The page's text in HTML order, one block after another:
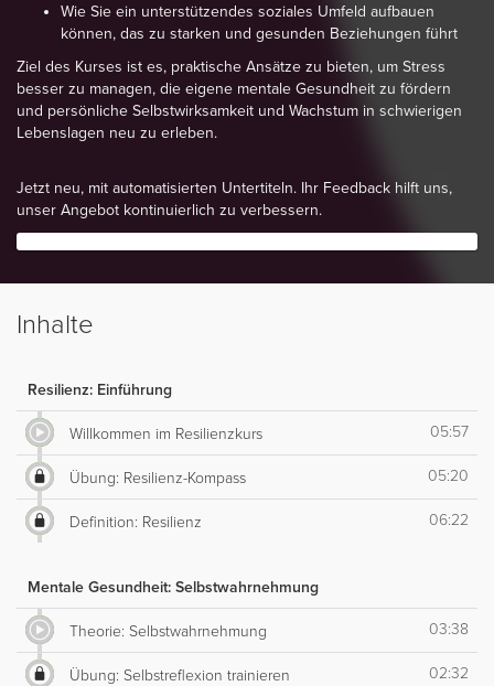
Wie Sie ein unterstützendes soziales Umfeld aufbauen
können, das zu starken und gesunden Beziehungen führt
Ziel des Kurses ist es, praktische Ansätze zu bieten, um Stress
besser zu managen, die eigene mentale Gesundheit zu fördern
und persönliche Selbstwirksamkeit und Wachstum in schwierigen
Lebenslagen neu zu erleben.
Jetzt neu, mit automatisierten Untertiteln. Ihr Feedback hilft uns,
unser Angebot kontinuierlich zu verbessern.
Inhalte
Resilienz: Einführung
Willkommen im Resilienzkurs 05:57
Übung: Resilienz-Kompass 05:20
Definition: Resilienz 06:22
Mentale Gesundheit: Selbstwahrnehmung
Theorie: Selbstwahrnehmung 03:38
Übung: Selbstreflexion trainieren 02:32